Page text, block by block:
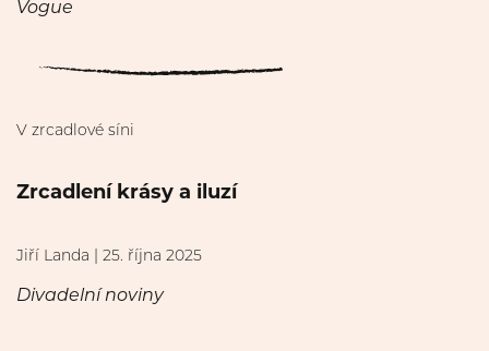
Vogue
V zrcadlové síni
Zrcadlení krásy a iluzí
Jiří Landa | 25. října 2025
Divadelní noviny